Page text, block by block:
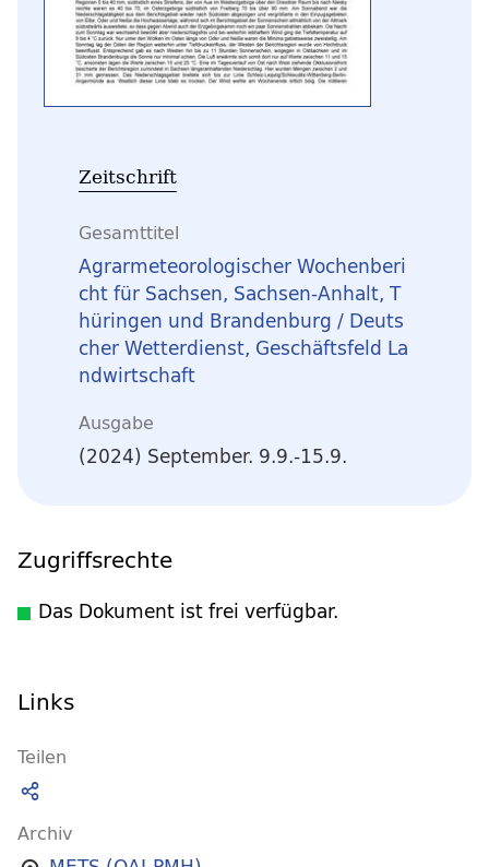
Zeitschrift
Gesamttitel
Agrarmeteorologischer Wochenberi
cht für Sachsen, Sachsen-Anhalt, T
hüringen und Brandenburg / Deuts
cher Wetterdienst, Geschäftsfeld La
ndwirtschaft
Ausgabe
(2024) September. 9.9.-15.9.
Zugriffsrechte
Das Dokument ist frei verfügbar.
Links
Teilen
Archiv